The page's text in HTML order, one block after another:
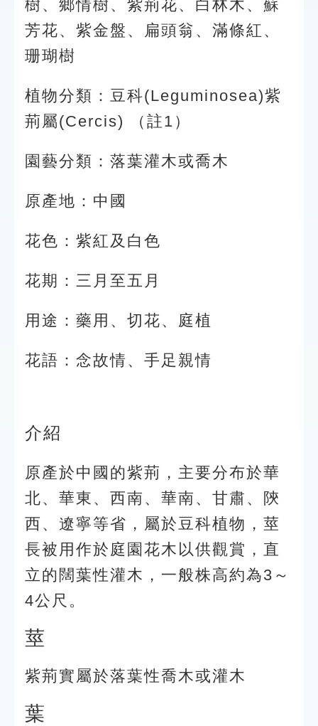
樹、鄉情樹、紫荊花、白林木、蘇
芳花、紫金盤、扁頭翁、滿條紅、
珊瑚樹
植物分類：豆科(Leguminosea)紫
荊屬(Cercis) （註1）
園藝分類：落葉灌木或喬木
原產地：中國
花色：紫紅及白色
花期：三月至五月
用途：藥用、切花、庭植
花語：念故情、手足親情
介紹
原產於中國的紫荊，主要分布於華
北、華東、西南、華南、甘肅、陝
西、遼寧等省，屬於豆科植物，莖
長被用作於庭園花木以供觀賞，直
立的闊葉性灌木，一般株高約為3～
4公尺。
莖
紫荊實屬於落葉性喬木或灌木
葉